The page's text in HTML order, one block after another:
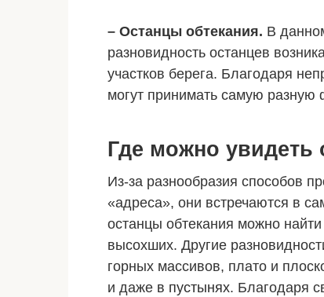
– Останцы обтекания. В
разновидность останцев
участков берега. Благодаря
могут принимать самую разную
Где можно увидеть
Из-за разнообразия способов
«адреса», они встречаются в
останцы обтекания можно
высохших. Другие
горных массивов, плато и
и даже в пустынях. Благодаря